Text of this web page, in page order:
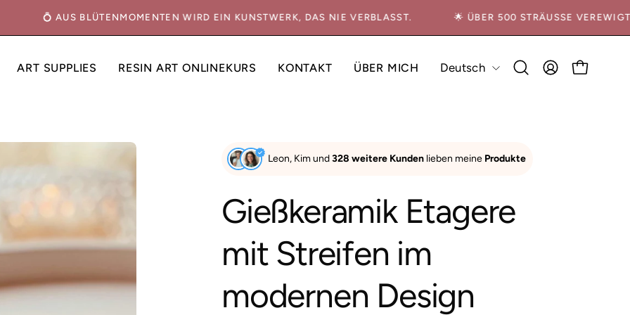
💍 AUS BLÜTENMOMENTEN WIRD EIN KUNSTWERK, DAS NIE VERBLASST. 🌟 ÜBER 500 STRÄUSSE
ART SUPPLIES RESIN ART ONLINEKURS KONTAKT ÜBER MICH FAQ
Sprache
Deutsch
Suchleiste
MEIN
Bild-
Leon, Kim und328 weitere Kunden lieben meine Produkte
Gießkeramik Etagere
mit Streifen im
modernen Design